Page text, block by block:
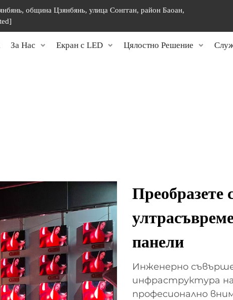
община Цзянбянь, улица Сонгган, район Баоан,
За Нас Екран с LED Цялостно Решение
Преобразете
панели
Инженерно
инфраструктура
професионално